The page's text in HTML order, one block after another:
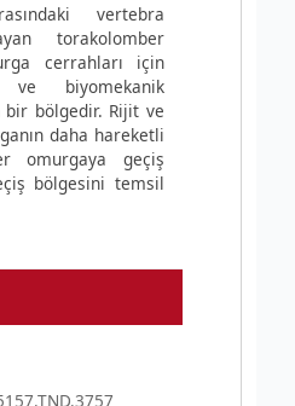
vertebra
torakolomber
cerrahları için
ve biyomekanik
bir bölgedir. Rijit ve
daha hareketli
omurgaya geçiş
bölgesini temsil